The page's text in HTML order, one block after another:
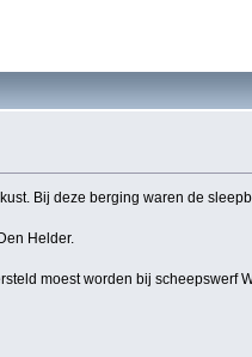
Bij deze berging waren de
Helder.
moest worden bij scheepswerf